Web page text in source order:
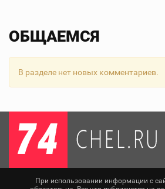
ОБЩАЕМСЯ
В разделе нет новых комментариев.
При использовании информации с